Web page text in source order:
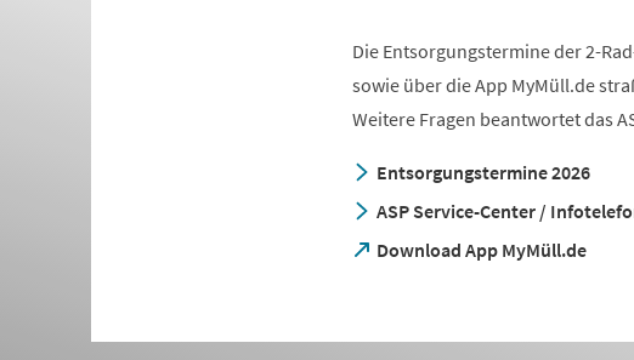
Die Entsorgungstermine der 2-
sowie über die App MyMüll.de
Weitere Fragen beantwortet das
Entsorgungstermine 2026
ASP Service-Center /
Download App MyMüll.de
(Öffnet
Tab)